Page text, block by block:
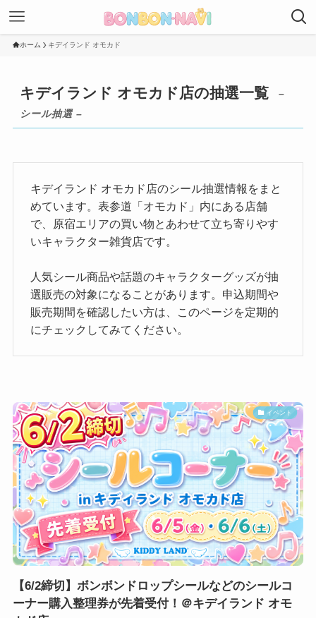
ホーム キデイランド オモカド
キデイランド オモカド店の抽選一覧
–
シール抽選 –
キデイランド オモカド店のシール抽選情報をまと
めています。表参道「オモカド」内にある店舗
で、原宿エリアの買い物とあわせて立ち寄りやす
いキャラクター雑貨店です。
人気シール商品や話題のキャラクターグッズが抽
選販売の対象になることがあります。申込期間や
販売期間を確認したい方は、このページを定期的
にチェックしてみてください。
イベント
【6/2締切】ボンボンドロップシールなどのシールコ
ーナー購入整理券が先着受付！＠キデイランド オモ